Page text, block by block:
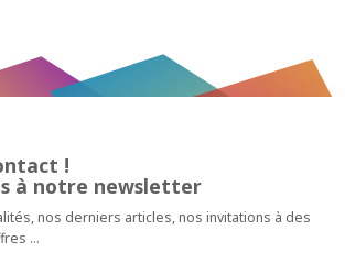
!
à notre newsletter
nos derniers articles, nos invitations à des
…